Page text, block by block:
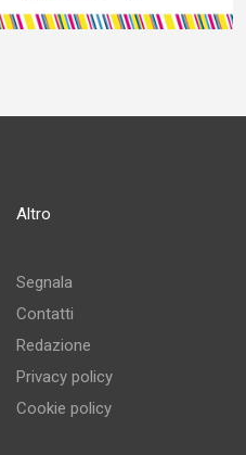
Altro
Segnala
Contatti
Redazione
Privacy policy
Cookie policy